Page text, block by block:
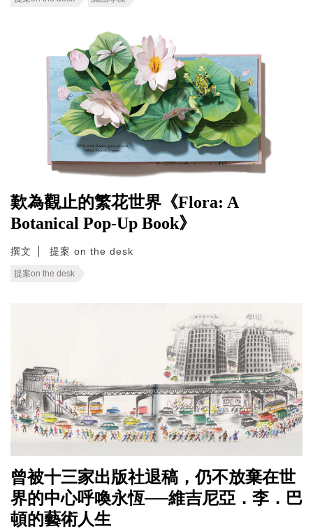
歎為觀止的繁花世界《Flora: A
Botanical Pop-Up Book》
撰文 提案 on the desk
提案on the desk
曾被十三家出版社退稿，仍不放棄在世
界的中心呼喚永恆──維吉尼亞．李．巴
頓的藝術人生